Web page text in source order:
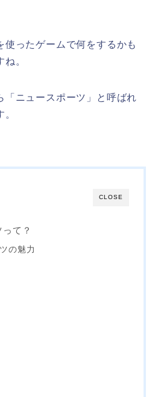
使ったゲームで何をするかも
。
「ニュースポーツ」と呼ばれ
CLOSE
て？
の魅力